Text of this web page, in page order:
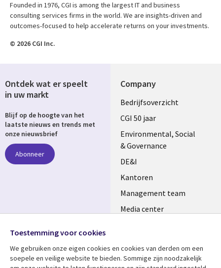
Founded in 1976, CGI is among the largest IT and business
consulting services firms in the world. We are insights-driven and
outcomes-focused to help accelerate returns on your investments.
© 2026 CGI Inc.
Company
Useful
links
NETHERLANDS
Bedrijfsoverzicht
CGI 50 jaar
Environmental, Social
& Governance
DE&I
Kantoren
Management team
Media center
Ontdek wat er speelt
in uw markt
Blijf op de hoogte van het
laatste nieuws en trends met
onze nieuwsbrief
Abonneer
Media
NETHERLANDS
Toestemming voor cookies
We gebruiken onze eigen cookies en cookies van derden om een ​​
soepele en veilige website te bieden. Sommige zijn noodzakelijk